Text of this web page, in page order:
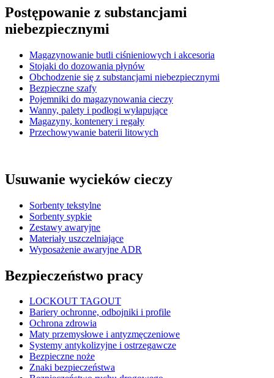
Postępowanie z substancjami
niebezpiecznymi
Magazynowanie butli ciśnieniowych i akcesoria
Stojaki do dozowania płynów
Obchodzenie się z substancjami niebezpiecznymi
Bezpieczne szafy
Pojemniki do magazynowania cieczy
Wanny, palety i podłogi wyłapujące
Magazyny, kontenery i regały
Przechowywanie baterii litowych
Usuwanie wycieków cieczy
Sorbenty tekstylne
Sorbenty sypkie
Zestawy awaryjne
Materiały uszczelniające
Wyposażenie awaryjne ADR
Bezpieczeństwo pracy
LOCKOUT TAGOUT
Bariery ochronne, odbojniki i profile
Ochrona zdrowia
Maty przemysłowe i antyzmęczeniowe
Systemy antykolizyjne i ostrzegawcze
Bezpieczne noże
Znaki bezpieczeństwa